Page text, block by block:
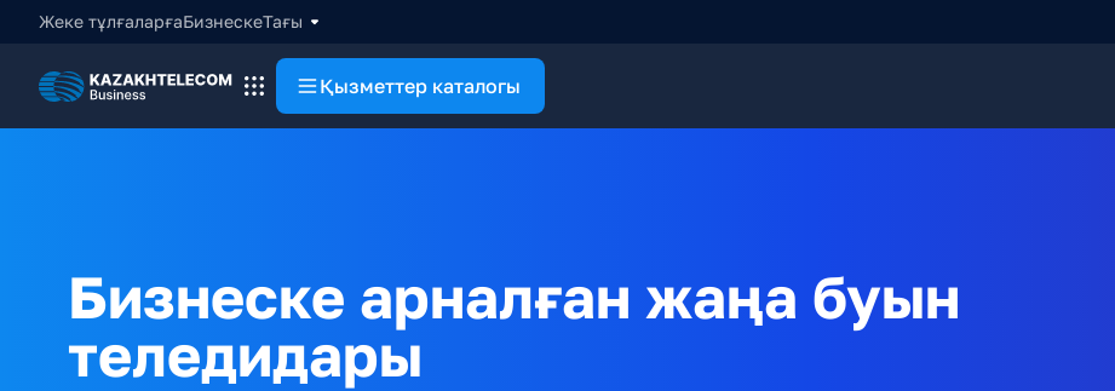
Жеке тұлғаларғаБизнескеТағы
Қызметтер каталогы
Бизнеске арналған жаңа буын
теледидары